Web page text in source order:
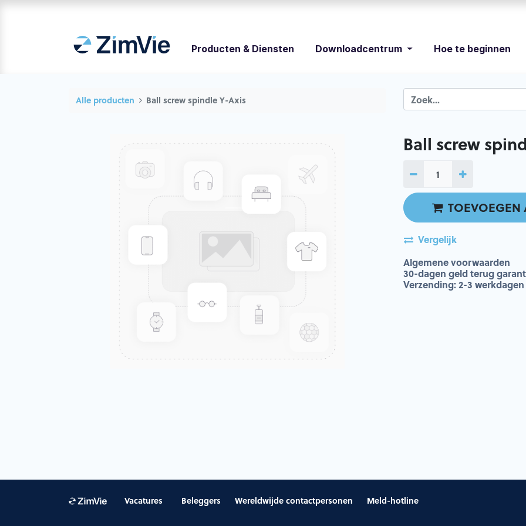
Producten & Diensten Downloadcentrum Hoe te beginnen
Alle producten Ball screw spindle Y-Axis
Ball screw
Vergelijk
Algemene voorwaarden
30-dagen geld terug
Verzending: 2-3 werkdagen
Vacatures Beleggers Wereldwijde contactpersonen Meld-hotline